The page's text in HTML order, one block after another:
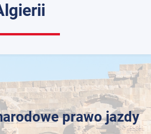
prawo jazdy